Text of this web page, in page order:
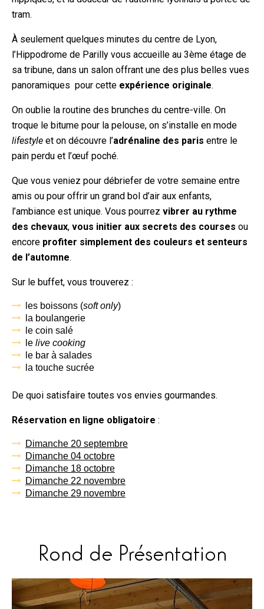
tram.
À seulement quelques minutes du centre de Lyon,
l’Hippodrome de Parilly vous accueille au 3ème étage de
sa tribune, dans un salon offrant une des plus belles vues
panoramiques pour cette expérience originale.
On oublie la routine des brunches du centre-ville. On
troque le bitume pour la pelouse, on s’installe en mode
lifestyle et on découvre l’adrénaline des paris entre le
pain perdu et l’œuf poché.
Que vous veniez pour débriefer de votre semaine entre
amis ou pour offrir un grand bol d’air aux enfants,
l’ambiance est unique. Vous pourrez vibrer au rythme
des chevaux, vous initier aux secrets des courses ou
encore profiter simplement des couleurs et senteurs
de l’automne.
Sur le buffet, vous trouverez :
les boissons (soft only)
la boulangerie
le coin salé
le live cooking
le bar à salades
la touche sucrée
De quoi satisfaire toutes vos envies gourmandes.
Réservation en ligne obligatoire :
Dimanche 20 septembre
Dimanche 04 octobre
Dimanche 18 octobre
Dimanche 22 novembre
Dimanche 29 novembre
Rond de Présentation